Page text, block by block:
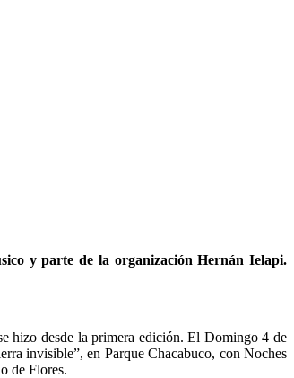
y parte de la organización Hernán Ielapi.
hizo desde la primera edición. El Domingo 4 de
invisible”, en Parque Chacabuco, con Noches
de Flores.